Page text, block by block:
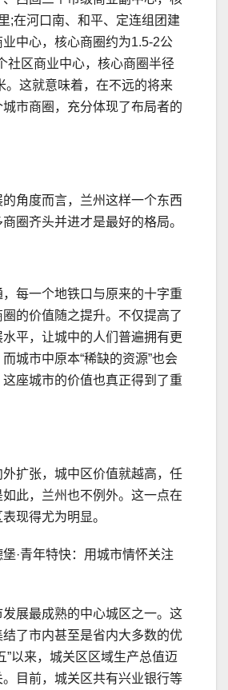
;在河口南、和平、定连组团建
中心，核心商圈约为1.5-2公
社区商业中心，核心商圈半径
。这就意味着，在不远的将来
市商圈，充分体现了布局者的
角度而言，兰州这样一个东西
圈齐头并进才是最好的格局。
，每一个地铁口与原来的十字重
的价值随之提升。不仅提高了
平，让城中的人们普遍拥有更
城市中原本“稀缺的资源”也会
座城市的价值也真正得到了重
外扩张，城中区价值就越高，任
此，兰州也不例外。这一点在
现得尤为明显。
·青年特快：用城市情怀关注
展最成熟的中心城区之一。这
结了市内甚至是省内大多数的优
”以来，城关区区域生产总值迈
目前，城关区共有兴业银行等